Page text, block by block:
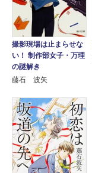
撮影現場は止まらせな
い！ 制作部女子・万理
の謎解き
藤石 波矢